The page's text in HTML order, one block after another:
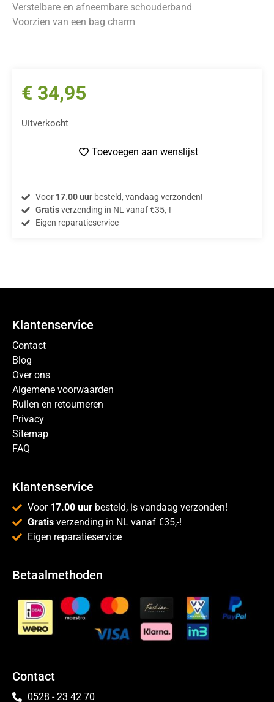
Verstelbare en afneembare schouderband
Voorzien van een bag charm
€ 34,95
Uitverkocht
Toevoegen aan wenslijst
Voor 17.00 uurbesteld, vandaag verzonden!
Gratisverzending in NL vanaf €35,-!
Eigen reparatieservice
Klantenservice
Contact
Blog
Over ons
Algemene voorwaarden
Ruilen en retourneren
Privacy
Sitemap
FAQ
Klantenservice
Voor 17.00 uur besteld, is vandaag verzonden!
Gratis verzending in NL vanaf €35,-!
Eigen reparatieservice
Betaalmethoden
Contact
0528 - 23 42 70